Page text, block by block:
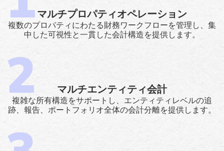
マルチプロパティオペレーション
複数のプロパティにわたる財務ワークフローを管理し、集
中した可視性と一貫した会計構造を提供します。
マルチエンティティ会計
複雑な所有構造をサポートし、エンティティレベルの追
跡、報告、ポートフォリオ全体の会計分離を提供します。